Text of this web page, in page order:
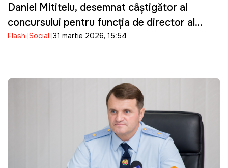
Daniel Mititelu, desemnat câștigător al
concursului pentru funcția de director al
ANRE
Flash Social 31 martie 2026, 15:54